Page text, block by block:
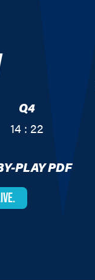
Q4
14 : 22
PLAY PDF